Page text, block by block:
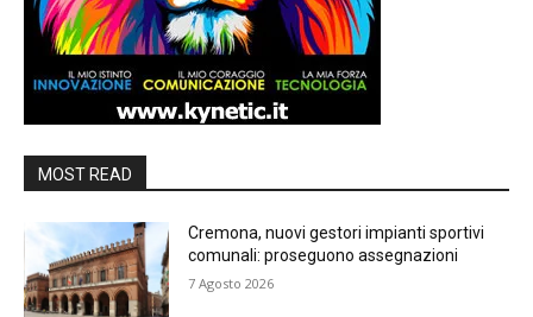
MOST READ
Cremona, nuovi gestori impianti sportivi
comunali: proseguono assegnazioni
7 Agosto 2026